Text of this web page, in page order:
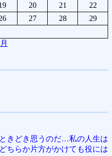
20 21
22
27 28
29
きどき思うのだ…私の人生は
ちらか片方がかけても役には